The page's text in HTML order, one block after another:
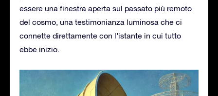
essere una finestra aperta sul passato più remoto
del cosmo, una testimonianza luminosa che ci
connette direttamente con l’istante in cui tutto
ebbe inizio.